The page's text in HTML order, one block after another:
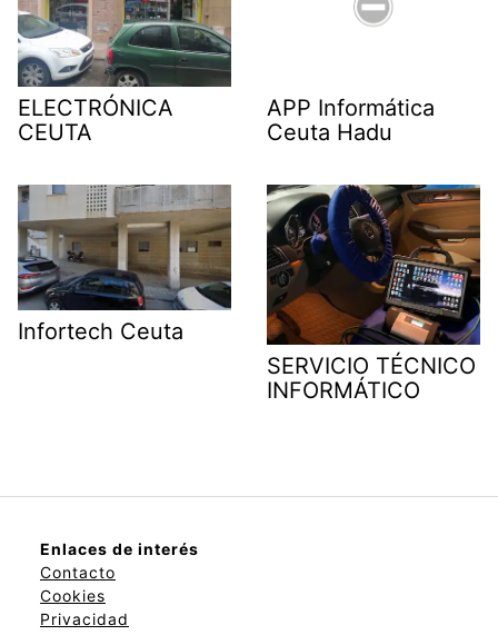
ELECTRÓNICA
CEUTA
APP Informática
Ceuta Hadu
Infortech Ceuta
SERVICIO TÉCNICO
INFORMÁTICO
Enlaces de interés
Contacto
Cookies
Privacidad